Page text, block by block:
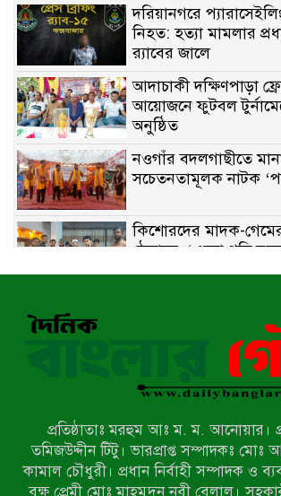
দরিয়ানগরে
নিহত: হত্যা মামলার
র‌্যাবের জালে
আদাচাকী দক্ষিণপাড়া
আয়োজনে ফুটবল
অনুষ্ঠিত
নওগাঁর বদলগাছীতে
সচেতনতামূলক নাটক
কিশোরদের মাদক-
ঠেকাতে, ‘এসো গড়ি
ফুটবল বিতরণ
নন্দীগ্রামে সরকারি খাস
চলাচলে চরম দুর্ভোগ;
নাটোরের পাটুলে পানিতে
স্কুলছাত্রের মর্মান্তিক মৃত্যু
প্রতিষ্ঠাতাঃ মরহুম আঃ ম. ম. আনোয়ার।
তমিজউদ্দীন টিটু। ভারপ্রাপ্ত সম্পাদকঃ মোঃ
কামাল চৌধুরী। প্রধান নির্বাহী সম্পাদক ও
বৃক্ষ প্রেমী মোঃ মাহমুদুন নবী বেলাল।